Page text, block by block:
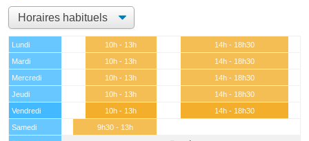
Lundi 10h - 13h
14h - 18h30
Mardi
10h - 13h
14h - 18h30
Mercredi
10h - 13h
14h - 18h30
Jeudi
10h - 13h
14h - 18h30
Vendredi
10h - 13h
14h - 18h30
Samedi
9h30 - 13h